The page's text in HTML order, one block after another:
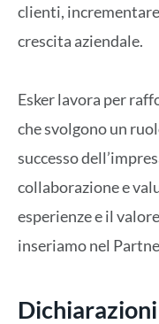
clienti,
crescita aziendale.
Esker lavora per
che svolgono un
successo
collaborazione e
esperienze e il
inseriamo nel
Dichiarazioni